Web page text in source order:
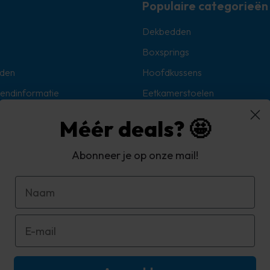
Populaire categorieën
Dekbedden
Boxsprings
Hoofdkussens
Eetkamerstoelen
Hoekbanken
Méér deals? 🤩
Abonneer je op onze mail!